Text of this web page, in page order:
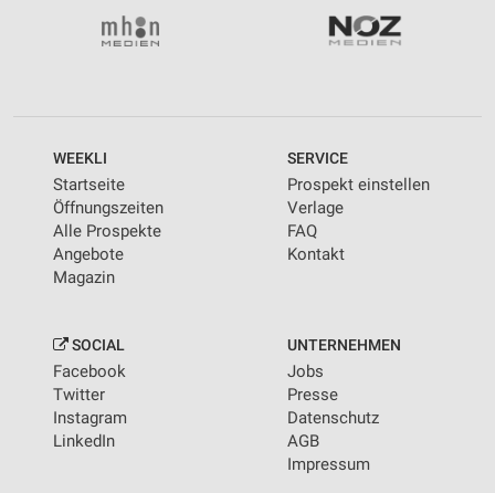
WEEKLI
Startseite
Öffnungszeiten
Alle Prospekte
Angebote
Magazin
SERVICE
Prospekt einstellen
Verlage
FAQ
Kontakt
SOCIAL
Facebook
Twitter
Instagram
LinkedIn
UNTERNEHMEN
Jobs
Presse
Datenschutz
AGB
Impressum